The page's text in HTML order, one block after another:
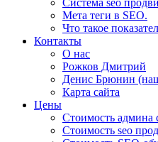
Мета теги в SEO.
Что такое
Контакты
О нас
Рожков Дмитрий
Денис Брюнин
Карта сайта
Цены
Стоимость админа
Стоимость seo